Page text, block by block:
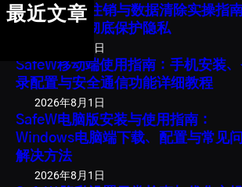
最近文章
SafeW 账号注销与数据清除实操指南
安全退出并彻底保护隐私
2026年8月1日
SafeW移动端使用指南：手机安装
录配置与安全通信功能详细教程
2026年8月1日
SafeW电脑版安装与使用指南：
Windows电脑端下载、配置与常见
解决方法
2026年8月1日